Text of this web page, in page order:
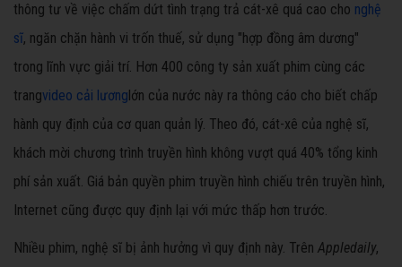
thông tư về việc chấm dứt tình trạng trả cát-xê quá cao cho nghệ
sĩ, ngăn chặn hành vi trốn thuế, sử dụng "hợp đồng âm dương"
trong lĩnh vực giải trí. Hơn 400 công ty sản xuất phim cùng các
trangvideo cải lương lớn của nước này ra thông cáo cho biết chấp
hành quy định của cơ quan quản lý. Theo đó, cát-xê của nghệ sĩ,
khách mời chương trình truyền hình không vượt quá 40% tổng kinh
phí sản xuất. Giá bản quyền phim truyền hình chiếu trên truyền hình,
Internet cũng được quy định lại với mức thấp hơn trước.
Nhiều phim, nghệ sĩ bị ảnh hưởng vì quy định này. Trên Appledaily,